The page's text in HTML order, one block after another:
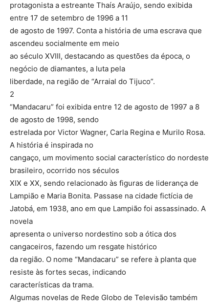
protagonista a estreante Thaís Araújo, sendo exibida
entre 17 de setembro de 1996 a 11
de agosto de 1997. Conta a história de uma escrava que
ascendeu socialmente em meio
ao século XVIII, destacando as questões da época, o
negócio de diamantes, a luta pela
liberdade, na região de “Arraial do Tijuco”.
2
“Mandacaru” foi exibida entre 12 de agosto de 1997 a 8
de agosto de 1998, sendo
estrelada por Victor Wagner, Carla Regina e Murilo Rosa.
A história é inspirada no
cangaço, um movimento social característico do nordeste
brasileiro, ocorrido nos séculos
XIX e XX, sendo relacionado às figuras de liderança de
Lampião e Maria Bonita. Passase na cidade fictícia de
Jatobá, em 1938, ano em que Lampião foi assassinado. A
novela
apresenta o universo nordestino sob a ótica dos
cangaceiros, fazendo um resgate histórico
da região. O nome “Mandacaru” se refere à planta que
resiste às fortes secas, indicando
características da trama.
Algumas novelas de Rede Globo de Televisão também